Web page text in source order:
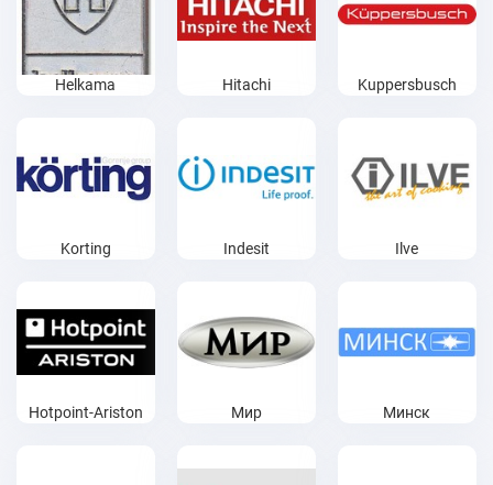
Helkama Hitachi Kuppersbusch
Korting Indesit Ilve
Hotpoint-Ariston Мир Минск